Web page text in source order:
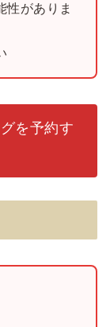
性がありま
を予約す